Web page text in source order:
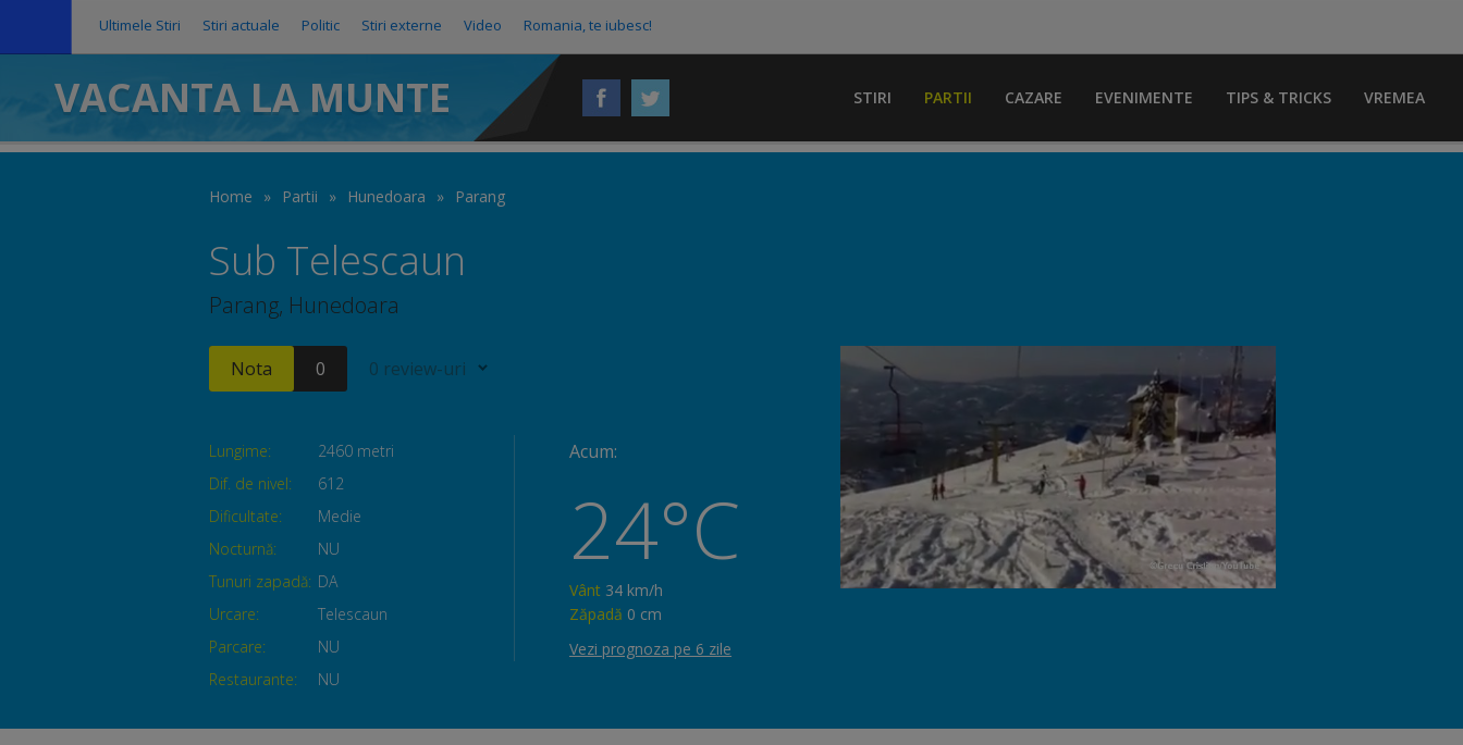
Ultimele Stiri Stiri actuale Politic Stiri externe Video Romania, te iubesc!
VACANTA LA MUNTE STIRI PARTII CAZARE EVENIMENTE TIPS & TRICKS VREMEA
Home » Partii » Hunedoara » Parang
Sub Telescaun
Parang, Hunedoara
Nota 0 0 review-uri
Lungime:
2460 metri
Dif. de nivel:
612
Dificultate:
Medie
Nocturnă:
NU
Tunuri zapadă: DA
Urcare:
Telescaun
Parcare:
NU
Restaurante:
NU
Acum:
24°C
Vânt 34 km/h
Zăpadă 0 cm
Vezi prognoza pe 6 zile